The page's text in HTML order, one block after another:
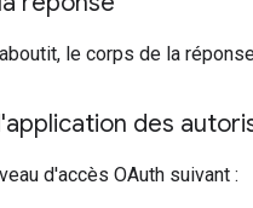
aboutit, le corps de la
des
d'accès OAuth suivant :